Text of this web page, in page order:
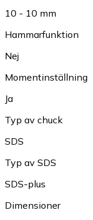
10 - 10 mm
Hammarfunktion
Nej
Momentinställning
Ja
Typ av chuck
SDS
Typ av SDS
SDS-plus
Dimensioner